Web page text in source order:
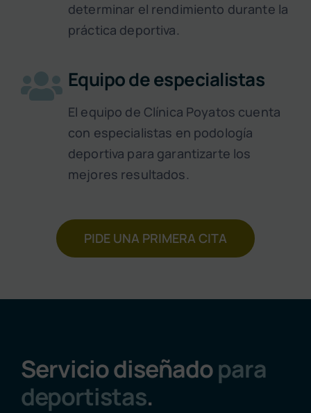
determinar el rendimiento durante la
práctica deportiva.
Equipo de especialistas
El equipo de Clínica Poyatos cuenta
con especialistas en podología
deportiva para garantizarte los
mejores resultados.
PIDE UNA PRIMERA CITA
Servicio diseñadopara
deportistas.